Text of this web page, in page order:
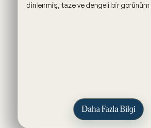
dinlenmiş, taze ve dengeli bir görünüm
Daha Fazla Bilgi